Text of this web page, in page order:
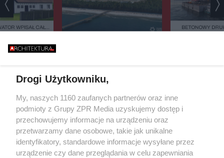
WPISAŁ CAŁĄ
PARALIŻU
BETONOWY
Żaden utwór zamieszczony w serwisie nie może być powielany i
rozpowszechniany lub dalej rozpowszechniany w jakikolwiek sposób (w
tym także elektroniczny lub mechaniczny) na jakimkolwiek polu
eksploatacji w jakiejkolwiek formie, włącznie z umieszczaniem w
Internecie bez pisemnej zgody właściciela praw. Jakiekolwiek użycie lub
wykorzystanie utworów w całości lub w części z naruszeniem prawa, tzn.
bez właściwej zgody, jest zabronione pod groźbą kary i może być ścigane
prawnie.
Drogi Użytkowniku,
My, naszych 1160 zaufanych partnerów oraz inne
podmioty z Grupy ZPR Media uzyskujemy dostęp i
przechowujemy informacje na urządzeniu oraz
przetwarzamy dane osobowe, takie jak unikalne
identyfikatory, standardowe informacje wysyłane przez
urządzenie czy dane przeglądania w celu zapewniania